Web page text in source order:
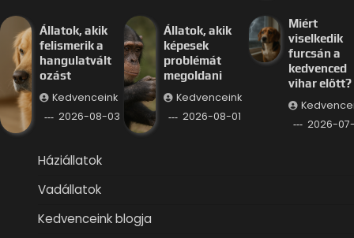
Állatok, akik
felismerik a
hangulatvált
ozást
Kedvenceink
2026-08-03
Állatok, akik
képesek
problémát
megoldani
Kedvenceink
2026-08-01
Miért
viselkedik
furcsán a
kedvenced
vihar előtt?
2026-
Háziállatok
Vadállatok
Kedvenceink blogja